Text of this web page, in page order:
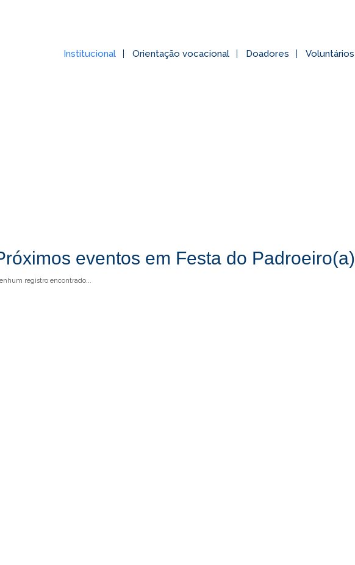
Institucional Orientação vocacional Doadores Voluntários
eventos em Festa do Padroeiro(a)
registro encontrado...